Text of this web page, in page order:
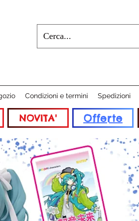
Condizioni e termini Spedizioni
NOVITA' Offerte